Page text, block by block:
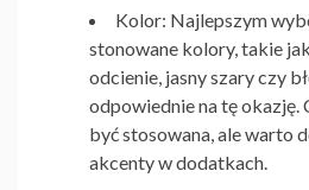
Kolor: Najlepszym
stonowane kolory, takie
odcienie, jasny szary czy
odpowiednie na tę okazję.
być stosowana, ale warto
akcenty w dodatkach.